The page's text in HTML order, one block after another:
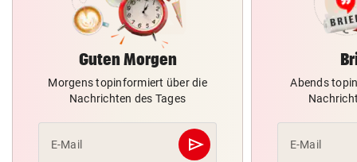
Guten Morgen
Morgens topinformiert über die
Nachrichten des Tages
E-Mail send
Abschicken
Abends
E-Mail